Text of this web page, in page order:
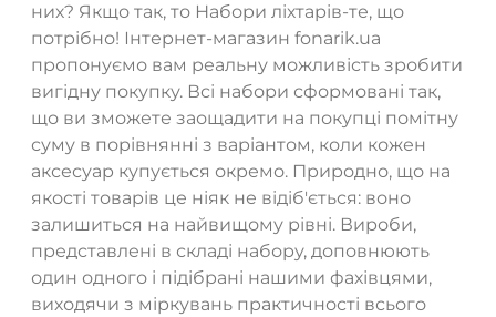
них? Якщо так, то Набори ліхтарів-те, що
потрібно! Інтернет-магазин fonarik.ua
пропонуємо вам реальну можливість зробити
вигідну покупку. Всі набори сформовані так,
що ви зможете заощадити на покупці помітну
суму в порівнянні з варіантом, коли кожен
аксесуар купується окремо. Природно, що на
якості товарів це ніяк не відіб'ється: воно
залишиться на найвищому рівні. Вироби,
представлені в складі набору, доповнюють
один одного і підібрані нашими фахівцями,
виходячи з міркувань практичності всього